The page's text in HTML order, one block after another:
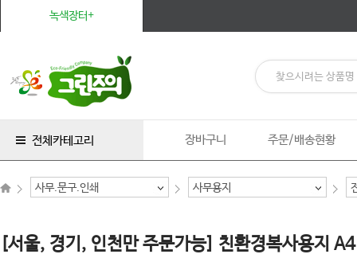
녹색장터+
전체카테고리 장바구니 주문/배송현황
사무.문구.인쇄 사무용지
[서울, 경기, 인천만 주문가능] 친환경복사용지